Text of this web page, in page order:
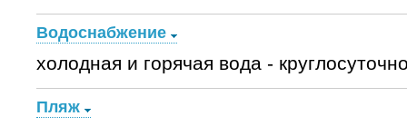
Водоснабжение
холодная и горячая вода -
Пляж